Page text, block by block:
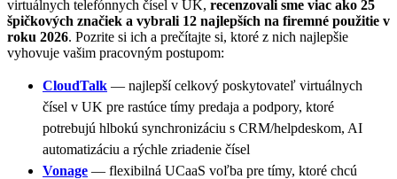
virtuálnych telefónnych čísel v UK, recenzovali sme viac ako 25
špičkových značiek a vybrali 12 najlepších na firemné použitie v
roku 2026. Pozrite si ich a prečítajte si, ktoré z nich najlepšie
vyhovuje vašim pracovným postupom:
CloudTalk — najlepší celkový poskytovateľ virtuálnych
čísel v UK pre rastúce tímy predaja a podpory, ktoré
potrebujú hlbokú synchronizáciu s CRM/helpdeskom, AI
automatizáciu a rýchle zriadenie čísel
Vonage — flexibilná UCaaS voľba pre tímy, ktoré chcú